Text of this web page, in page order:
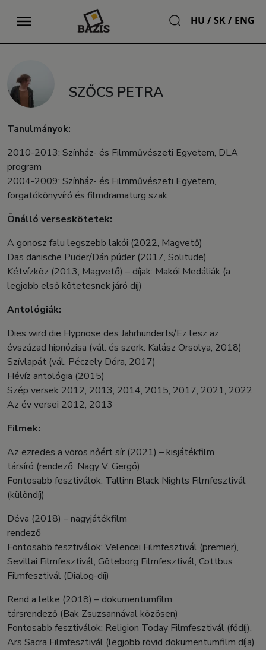
HU /SK/ ENG
SZŐCS PETRA
Tanulmányok:
2010-2013: Színház- és Filmművészeti Egyetem, DLA
program
2004-2009: Színház- és Filmművészeti Egyetem,
forgatókönyvíró és filmdramaturg szak
Önálló verseskötetek:
A gonosz falu legszebb lakói (2022, Magvető)
Das dänische Puder/Dán púder (2017, Solitude)
Kétvízköz (2013, Magvető) – díjak: Makói Medáliák (a
legjobb első kötetesnek járó díj)
Antológiák:
Dies wird die Hypnose des Jahrhunderts/Ez lesz az
évszázad hipnózisa (vál. és szerk. Kalász Orsolya, 2018)
Szívlapát (vál. Péczely Dóra, 2017)
Hévíz antológia (2015)
Szép versek 2012, 2013, 2014, 2015, 2017, 2021, 2022
Az év versei 2012, 2013
Filmek:
Az ezredes a vörös nőért sír (2021) – kisjátékfilm
társíró (rendező: Nagy V. Gergő)
Fontosabb fesztiválok: Tallinn Black Nights Filmfesztivál
(különdíj)
Déva (2018) – nagyjátékfilm
rendező
Fontosabb fesztiválok: Velencei Filmfesztivál (premier),
Sevillai Filmfesztivál, Göteborg Filmfesztivál, Cottbus
Filmfesztivál (Dialog-díj)
Rend a lelke (2018) – dokumentumfilm
társrendező (Bak Zsuzsannával közösen)
Fontosabb fesztiválok: Religion Today Filmfesztivál (fődíj),
Ars Sacra Filmfesztivál (legjobb rövid dokumentumfilm díja)